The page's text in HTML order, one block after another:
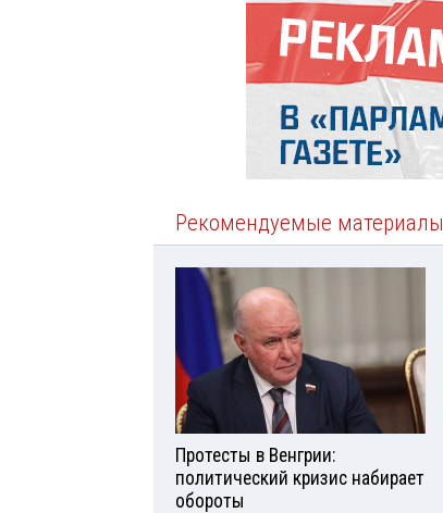
Рекомендуемые материалы
Протесты в Венгрии:
политический кризис набирает
обороты